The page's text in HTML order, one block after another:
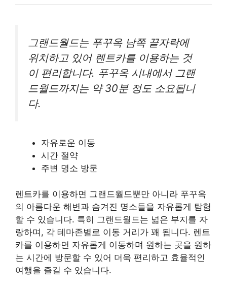
그랜드월드는 푸꾸옥 남쪽 끝자락에
위치하고 있어 렌트카를 이용하는 것
이 편리합니다. 푸꾸옥 시내에서 그랜
드월드까지는 약 30분 정도 소요됩니
다.
자유로운 이동
시간 절약
주변 명소 방문
렌트카를 이용하면 그랜드월드뿐만 아니라 푸꾸옥
의 아름다운 해변과 숨겨진 명소들을 자유롭게 탐험
할 수 있습니다. 특히 그랜드월드는 넓은 부지를 자
랑하며, 각 테마존별로 이동 거리가 꽤 됩니다. 렌트
카를 이용하면 자유롭게 이동하며 원하는 곳을 원하
는 시간에 방문할 수 있어 더욱 편리하고 효율적인
여행을 즐길 수 있습니다.